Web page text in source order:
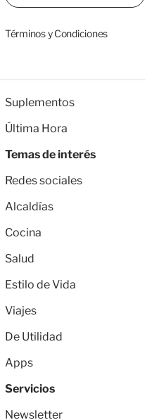
Términos y Condiciones
Suplementos
Última Hora
Temas de interés
Redes sociales
Alcaldías
Cocina
Salud
Estilo de Vida
Viajes
De Utilidad
Apps
Servicios
Newsletter